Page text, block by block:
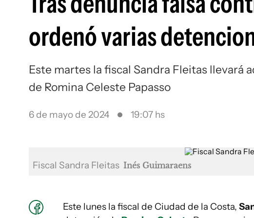
ordenó varias
Este martes la fiscal Sandra Fleitas llevará
de Romina Celeste Papasso
6 de mayo de 2024 19:07 hs
Fiscal Sandra Fleitas Inés Guimaraens
Este lunes la fiscal de Ciudad de la Costa,